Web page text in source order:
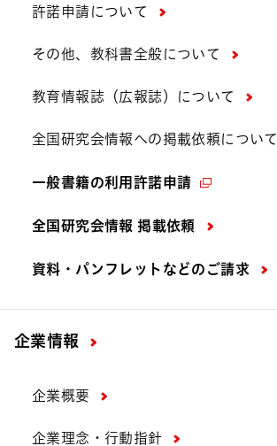
許諾申請について
その他、教科書全般について
教育情報誌（広報誌）について
全国研究会情報への掲載依頼について
一般書籍の利用許諾申請
全国研究会情報 掲載依頼
資料・パンフレットなどの ご請求
企業情報
企業概要
企業理念・行動指針